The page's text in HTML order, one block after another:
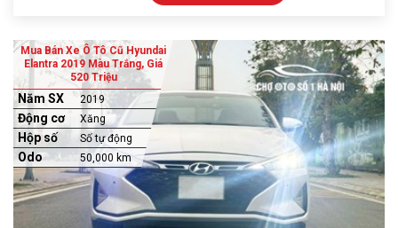
Mua Bán Xe Ô Tô Cũ Hyundai
Elantra 2019 Màu Trắng, Giá
520 Triệu
Năm SX 2019
Động cơ Xăng
Hộp số Số tự động
Odo 50,000 km